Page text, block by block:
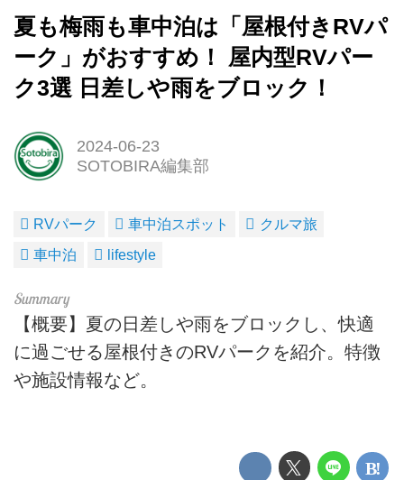
夏も梅雨も車中泊は「屋根付きRVパ
ーク」がおすすめ！ 屋内型RVパー
ク3選 日差しや雨をブロック！
2024-06-23
SOTOBIRA編集部
RVパーク 車中泊スポット
クルマ旅
車中泊
lifestyle
【概要】夏の日差しや雨をブロックし、快適
に過ごせる屋根付きのRVパークを紹介。特徴
や施設情報など。